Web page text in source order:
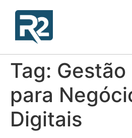
Tag: Gestão
para
Digitais